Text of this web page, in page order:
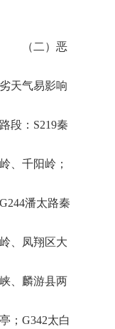
（二）恶
劣天气易影响
路段：S219秦
岭、千阳岭；
G244潘太路秦
岭、凤翔区大
峡、麟游县两
亭；G342太白